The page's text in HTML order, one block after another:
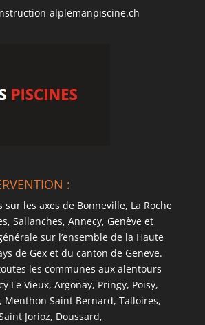
alplemanpiscine.ch
:
sur les axes de Bonneville, La Roche
Sallanches, Annecy, Genève et
sur l’ensemble de la Haute
de Gex et du canton de Geneve.
les communes aux alentours
Le Vieux, Argonay, Pringy, Poisy,
Menthon Saint Bernard, Talloires,
Jorioz, Doussard,